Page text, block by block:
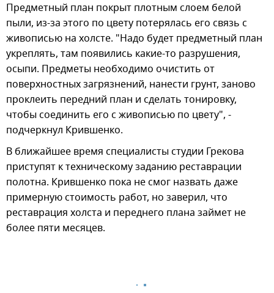
Предметный план покрыт плотным слоем белой
пыли, из-за этого по цвету потерялась его связь с
живописью на холсте. "Надо будет предметный план
укреплять, там появились какие-то разрушения,
осыпи. Предметы необходимо очистить от
поверхностных загрязнений, нанести грунт, заново
проклеить передний план и сделать тонировку,
чтобы соединить его с живописью по цвету", -
подчеркнул Крившенко.
В ближайшее время специалисты студии Грекова
приступят к техническому заданию реставрации
полотна. Крившенко пока не смог назвать даже
примерную стоимость работ, но заверил, что
реставрация холста и переднего плана займет не
более пяти месяцев.